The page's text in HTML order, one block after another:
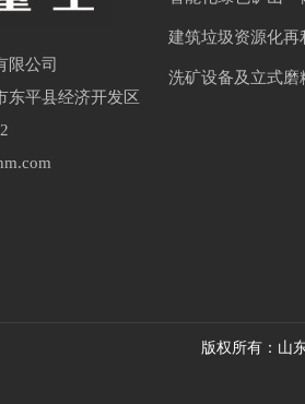
限公司
东平县经济开发区
建筑垃圾资源化再
洗矿设备及立式磨
版权所有：山